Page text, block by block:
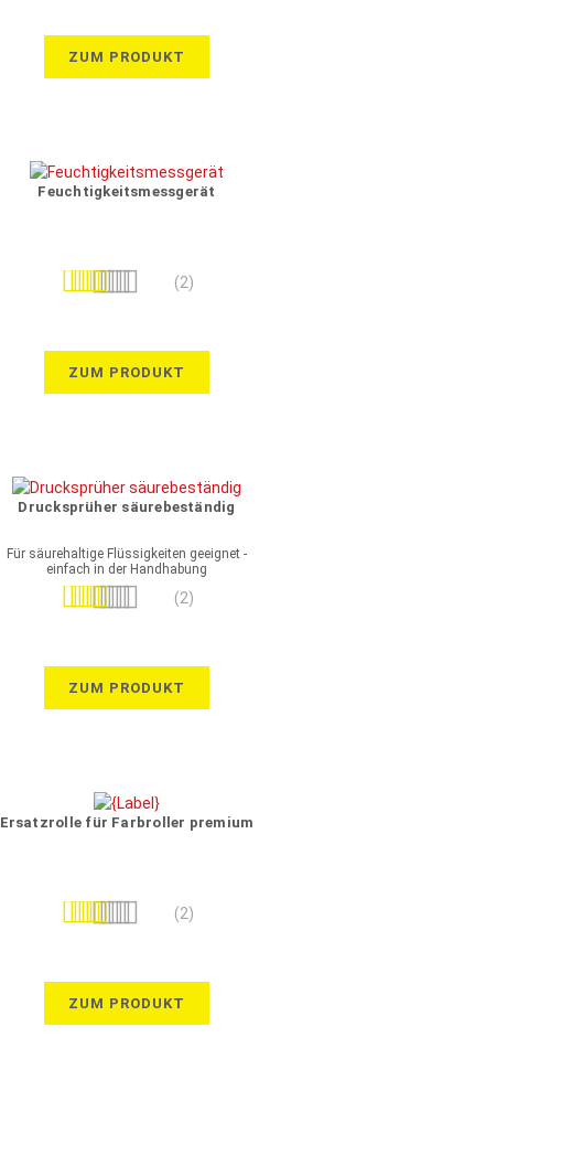
ZUM PRODUKT
Feuchtigkeitsmessgerät
Bewertung: (2)
ZUM PRODUKT
Drucksprüher säurebeständig
Für säurehaltige Flüssigkeiten geeignet -
einfach in der Handhabung
Bewertung:
(2)
ZUM PRODUKT
Ersatzrolle für Farbroller premium
Bewertung: (2)
ZUM PRODUKT